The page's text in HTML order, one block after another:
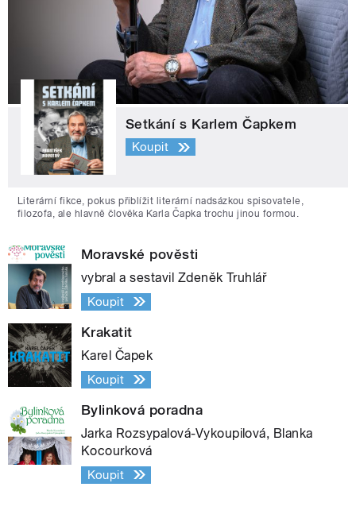
Setkání s Karlem Čapkem
Koupit
Literární fikce, pokus přiblížit literární nadsázkou spisovatele,
filozofa, ale hlavně člověka Karla Čapka trochu jinou formou.
Moravské pověsti
vybral a sestavil Zdeněk Truhlář
Koupit
Krakatit
Karel Čapek
Koupit
Bylinková poradna
Jarka Rozsypalová-Vykoupilová, Blanka
Kocourková
Koupit